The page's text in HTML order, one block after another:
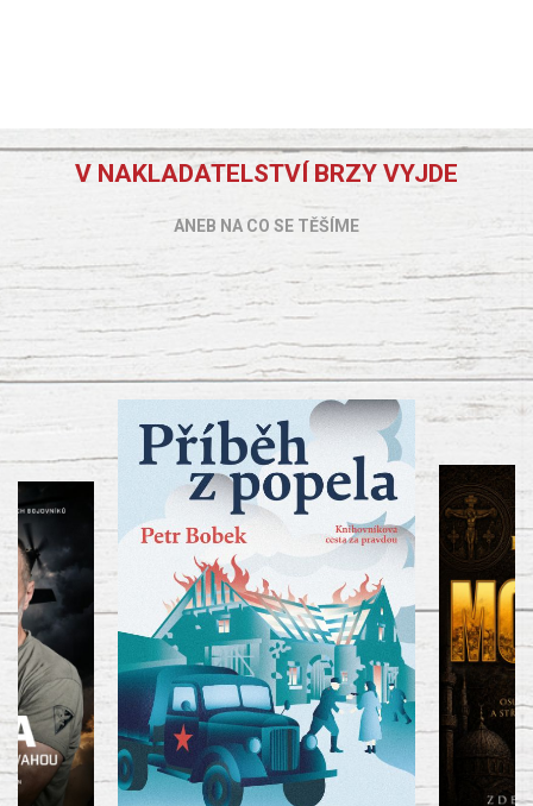
V NAKLADATELSTVÍ BRZY VYJDE
ANEB NA CO SE TĚŠÍME